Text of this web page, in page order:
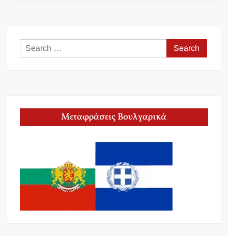
Search
for:
Μεταφράσεις Βουλγαρικά